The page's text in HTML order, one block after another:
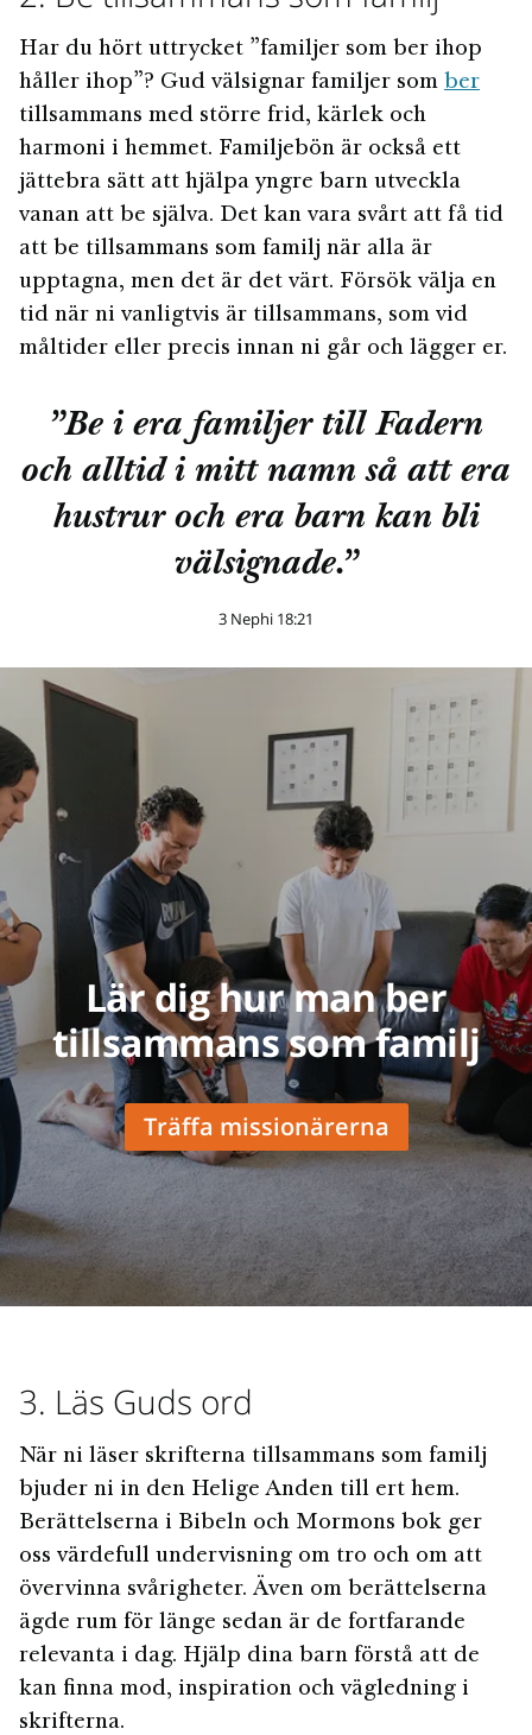
Har du hört uttrycket ”familjer som ber ihop
håller ihop”? Gud välsignar familjer som ber
tillsammans med större frid, kärlek och
harmoni i hemmet. Familjebön är också ett
jättebra sätt att hjälpa yngre barn utveckla
vanan att be själva. Det kan vara svårt att få tid
att be tillsammans som familj när alla är
upptagna, men det är det värt. Försök välja en
tid när ni vanligtvis är tillsammans, som vid
måltider eller precis innan ni går och lägger er.
”Be i era familjer till Fadern
och alltid i mitt namn så att era
hustrur och era barn kan bli
välsignade.”
3 Nephi 18:21
Lär dig hur man ber
tillsammans som familj
Träffa missionärerna
3. Läs Guds ord
När ni läser skrifterna tillsammans som familj
bjuder ni in den Helige Anden till ert hem.
Berättelserna i Bibeln och Mormons bok ger
oss värdefull undervisning om tro och om att
övervinna svårigheter. Även om berättelserna
ägde rum för länge sedan är de fortfarande
relevanta i dag. Hjälp dina barn förstå att de
kan finna mod, inspiration och vägledning i
skrifterna.